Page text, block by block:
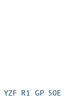
R1 GP 50E